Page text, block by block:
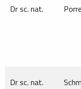
Dr sc. nat.
Dr sc. nat.